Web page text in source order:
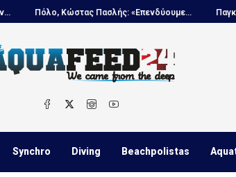
Πόλο, Κώστας Πασλής: «Επενδύουμε...
Synchro Diving Beachpolistas